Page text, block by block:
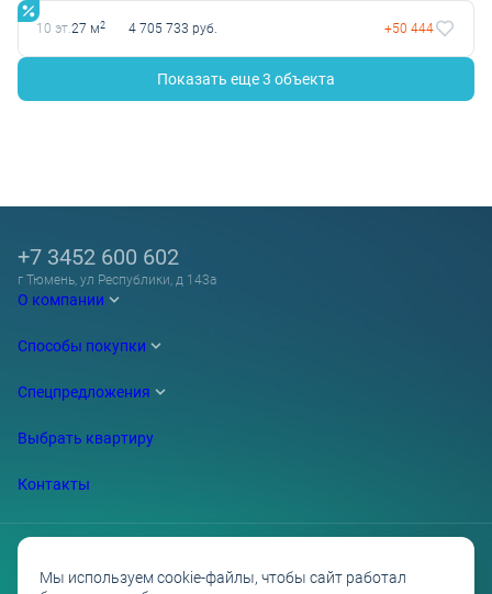
10 эт.27 м2 4 705 733 руб. +50 444
Показать еще 3 объектa
О компании
Способы покупки
Спецпредложения
Выбрать квартиру
Контакты
+7 3452 600 602
г Тюмень, ул Республики, д 143а
Мы используем cookie-файлы, чтобы сайт работал